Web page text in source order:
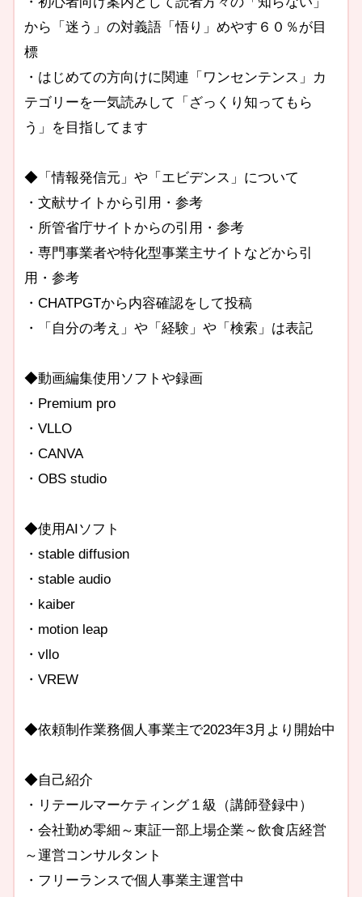
から「迷う」の対義語「悟り」めやす６０％が目
標
・はじめての方向けに関連「ワンセンテンス」カ
テゴリーを一気読みして「ざっくり知ってもら
う」を目指してます
◆「情報発信元」や「エビデンス」について
・文献サイトから引用・参考
・所管省庁サイトからの引用・参考
・専門事業者や特化型事業主サイトなどから引
用・参考
・CHATPGTから内容確認をして投稿
・「自分の考え」や「経験」や「検索」は表記
◆動画編集使用ソフトや録画
・Premium pro
・VLLO
・CANVA
・OBS studio
◆使用AIソフト
・stable diffusion
・stable audio
・kaiber
・motion leap
・vllo
・VREW
◆依頼制作業務個人事業主で2023年3月より開始中
◆自己紹介
・リテールマーケティング１級（講師登録中）
・会社勤め零細～東証一部上場企業～飲食店経営
～運営コンサルタント
・フリーランスで個人事業主運営中